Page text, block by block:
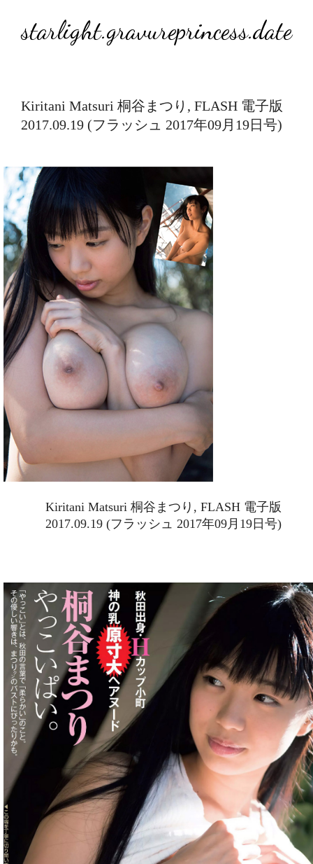
starlight.gravureprincess.date
Kiritani Matsuri 桐谷まつり, FLASH 電子版
2017.09.19 (フラッシュ 2017年09月19日号)
Kiritani Matsuri 桐谷まつり, FLASH 電子版
2017.09.19 (フラッシュ 2017年09月19日号)